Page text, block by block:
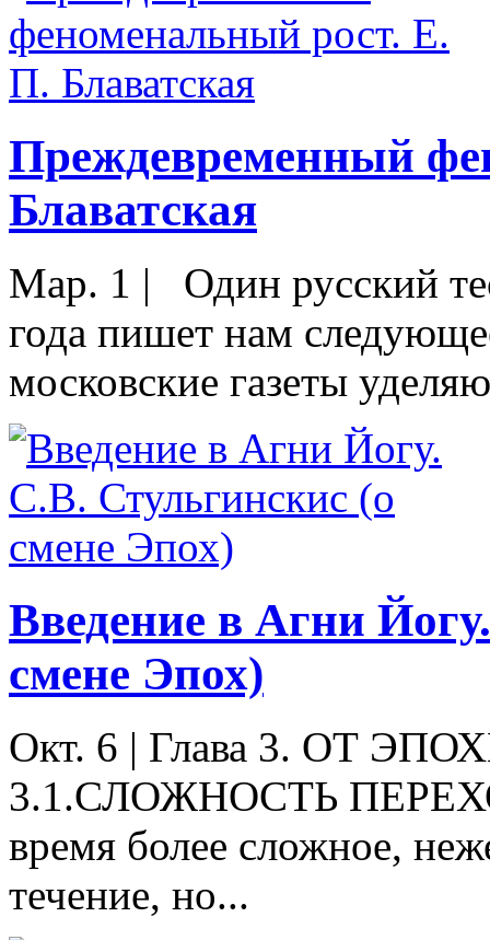
Преждевременный
Блаватская
Мар. 1 |
Один русский
года пишет нам
московские газеты
Введение в Агни
смене Эпох)
Окт. 6 | Глава 3. ОТ
3.1.СЛОЖНОСТЬ
время более сложное,
течение, но...